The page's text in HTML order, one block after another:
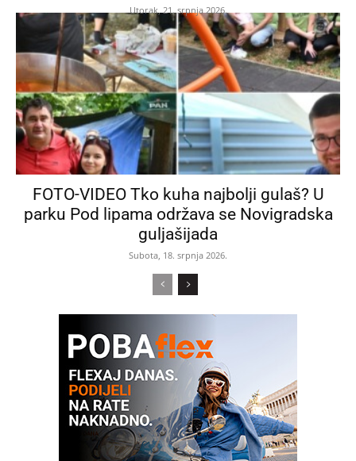
Utorak, 21. srpnja 2026.
FOTO-VIDEO Tko kuha najbolji gulaš? U
parku Pod lipama održava se Novigradska
guljašijada
Subota, 18. srpnja 2026.